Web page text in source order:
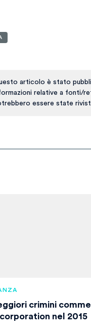
articolo è stato
relative a fonti/
essere state
crimini
nel 2015